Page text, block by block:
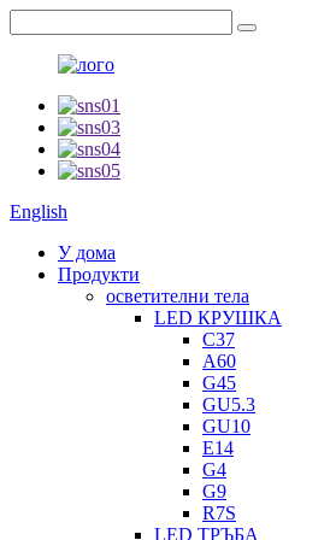
English
У дома
Продукти
осветителни тела
LED КРУШКА
C37
A60
G45
GU5.3
GU10
E14
G4
G9
R7S
LED ТРЪБА